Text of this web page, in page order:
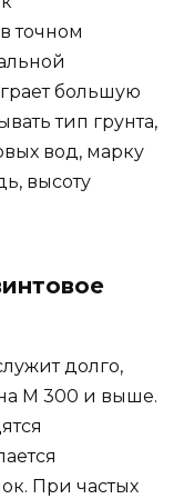
точном
большую
тип грунта,
вод, марку
высоту
долго,
М 300 и выше.
При частых